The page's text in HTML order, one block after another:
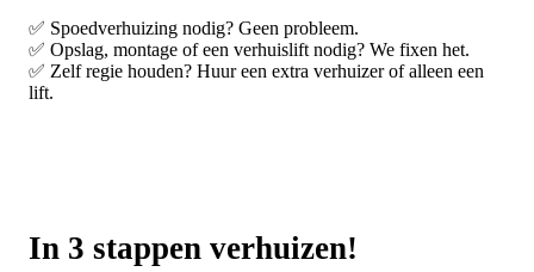
✅ Spoedverhuizing nodig? Geen probleem.
✅ Opslag, montage of een verhuislift nodig? We fixen het.
✅ Zelf regie houden? Huur een extra verhuizer of alleen een
lift.
In 3 stappen verhuizen!